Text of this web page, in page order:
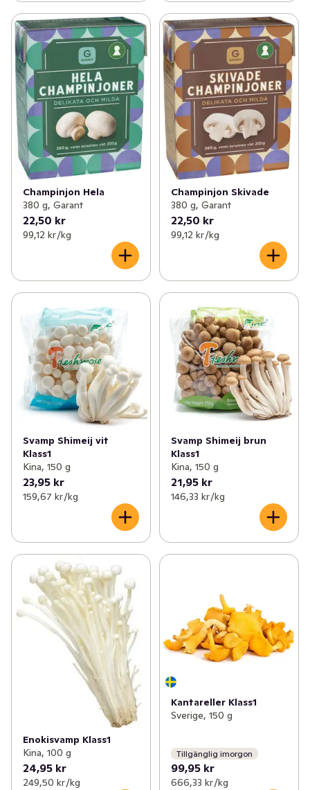
Champinjon Hela
380 g, Garant
22,50 kr
99,12 kr /kg
Champinjon Skivade
380 g, Garant
22,50 kr
99,12 kr /kg
Svamp Shimeij vit
Klass1
Kina, 150 g
23,95 kr
159,67 kr /kg
Svamp Shimeij brun
Klass1
Kina, 150 g
21,95 kr
146,33 kr /kg
Enokisvamp Klass1
Kina, 100 g
24,95 kr
249,50 kr /kg
Kantareller Klass1
Sverige, 150 g
Tillgänglig imorgon
99,95 kr
666,33 kr /kg